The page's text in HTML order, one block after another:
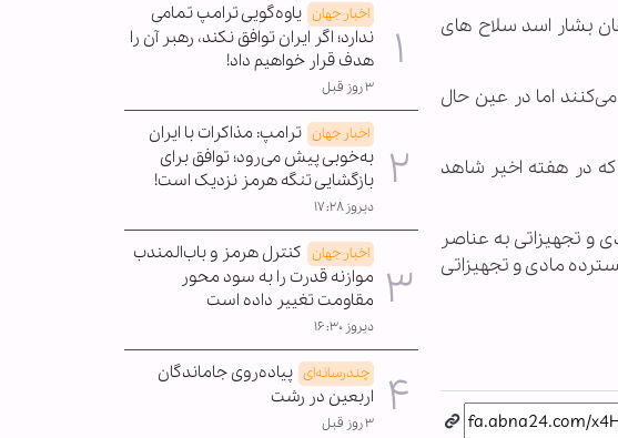
بشار اسد سلاح های
اما در عین حال
در هفته اخیر شاهد
و تجهیزاتی به عناصر
مادی و تجهیزاتی
اخبار جهان یاوه‌گویی ترامپ تمامی
ندارد؛ اگر ایران توافق نکند، رهبر آن را
هدف قرار خواهیم داد!
۳ روز قبل
اخبار جهان ترامپ: مذاکرات با ایران
به‌خوبی پیش می‌رود؛ توافق برای
بازگشایی تنگه هرمز نزدیک است!
دیروز ۱۷:۲۸
اخبار جهان کنترل هرمز و باب‌المندب
موازنه قدرت را به سود محور
مقاومت تغییر داده است
دیروز ۱۶:۳۰
چندرسانه‌ای پیاده‌روی جاماندگان
اربعین در رشت
۳ روز قبل